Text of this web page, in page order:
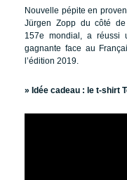
Nouvelle pépite en
Jürgen Zopp du côté de
157e mondial, a réussi
gagnante face au
l’édition 2019.
» Idée cadeau : le t-shirt